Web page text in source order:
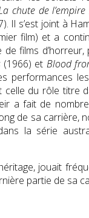
chute de
Il s’est joint à
film) et a
films d’horreur,
(1966) et Blood
performances
celle du rôle titre
a fait de
de sa carrière,
la série
jouait
partie de sa